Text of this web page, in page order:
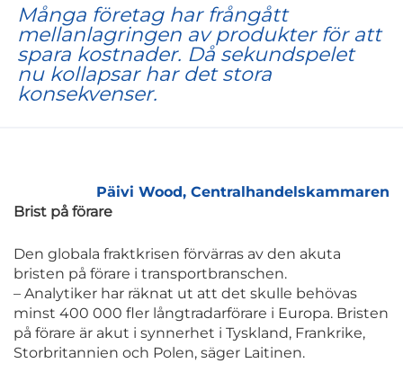
Många företag har frångått
mellanlagringen av produkter för att
spara kostnader. Då sekundspelet
nu kollapsar har det stora
konsekvenser.
Päivi Wood, Centralhandelskammaren
Brist på förare
Den globala fraktkrisen förvärras av den akuta
bristen på förare i transportbranschen.
– Analytiker har räknat ut att det skulle behövas
minst 400 000 fler långtradarförare i Europa. Bristen
på förare är akut i synnerhet i Tyskland, Frankrike,
Storbritannien och Polen, säger Laitinen.